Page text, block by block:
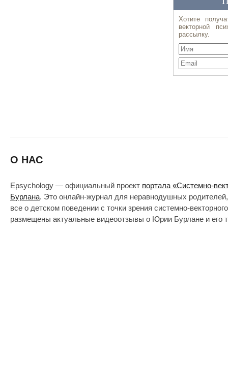
О НАС
Epsychology — официальный проект портала «Системно-
Бурлана. Это онлайн-журнал для неравнодушных
все о детском поведении с точки зрения системно-
размещены актуальные видеоотзывы о Юрии Бурлане и его